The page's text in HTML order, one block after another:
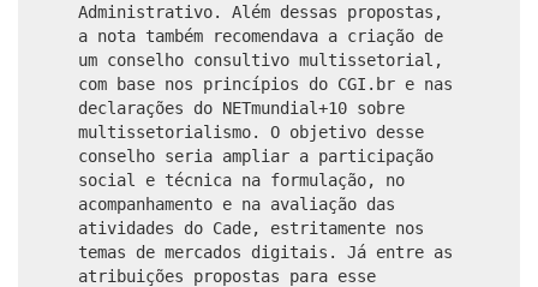
Administrativo. Além dessas propostas,
a nota também recomendava a criação de
um conselho consultivo multissetorial,
com base nos princípios do CGI.br e nas
declarações do NETmundial+10 sobre
multissetorialismo. O objetivo desse
conselho seria ampliar a participação
social e técnica na formulação, no
acompanhamento e na avaliação das
atividades do Cade, estritamente nos
temas de mercados digitais. Já entre as
atribuições propostas para esse